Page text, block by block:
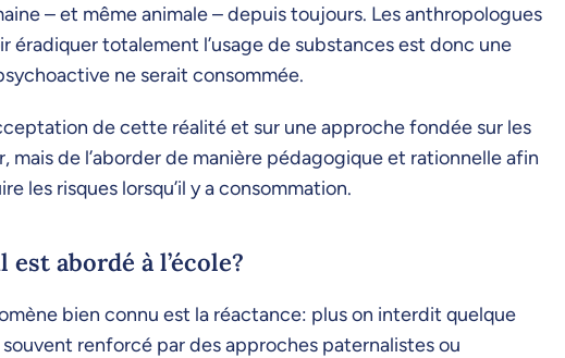
– et même animale – depuis toujours. Les anthropologues
totalement l’usage de substances est donc une
ne serait consommée.
de cette réalité et sur une approche fondée sur les
mais de l’aborder de manière pédagogique et rationnelle afin
les risques lorsqu’il y a consommation.
abordé à l’école?
bien connu est la réactance: plus on interdit quelque
renforcé par des approches paternalistes ou